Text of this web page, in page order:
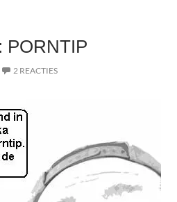
PORNTIP
2 REACTIES